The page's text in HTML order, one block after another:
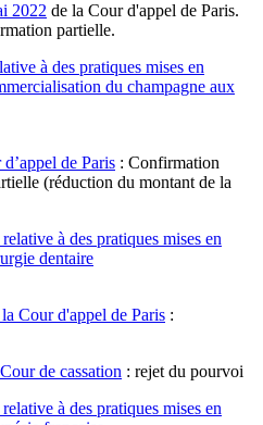
2022 de la Cour d'appel de Paris.
partielle.
à des pratiques mises en
du champagne aux
de Paris : Confirmation
(réduction du montant de la
à des pratiques mises en
dentaire
Cour d'appel de Paris :
de cassation : rejet du pourvoi
à des pratiques mises en